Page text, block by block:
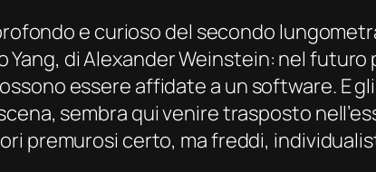
e curioso del secondo
Yang, di Alexander Weinstein: nel
essere affidate a un software. E
sembra qui venire trasposto
premurosi certo, ma freddi,